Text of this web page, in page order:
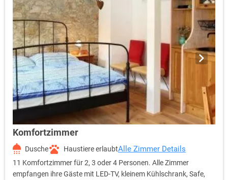
Komfortzimmer
Dusche Haustiere erlaubtAlle Zimmer Details
11 Komfortzimmer für 2, 3 oder 4 Personen. Alle Zimmer
empfangen ihre Gäste mit LED-TV, kleinem Kühlschrank, Safe,